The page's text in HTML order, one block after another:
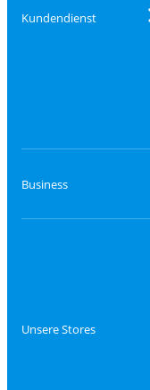
Kundendienst
Business
Unsere Stores